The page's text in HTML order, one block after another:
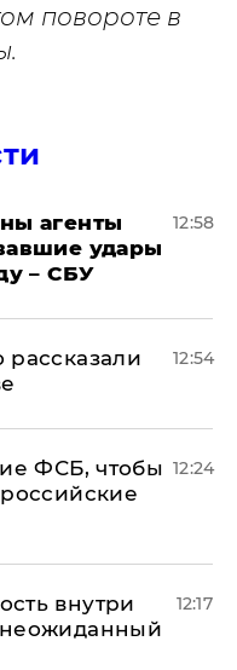
повороте в
агенты
удары
– СБУ
12:58
12:54
ФСБ, чтобы 12:24
внутри
12:17